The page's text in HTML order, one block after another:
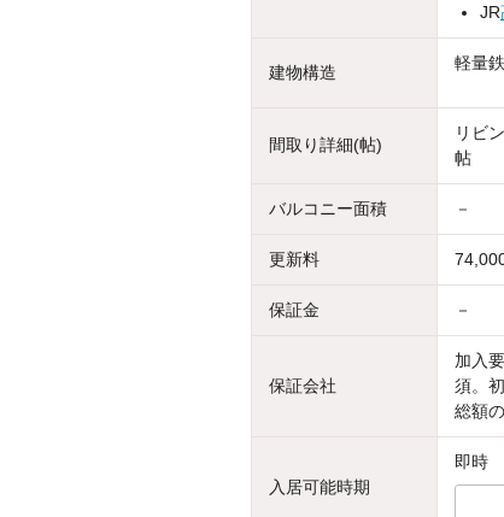
JR
建物構造 軽量
間取り詳細(帖)
リビ
帖
バルコニー面積 －
更新料
保証金 －
保証会社
加入
須。
総額
入居可能時期
即時